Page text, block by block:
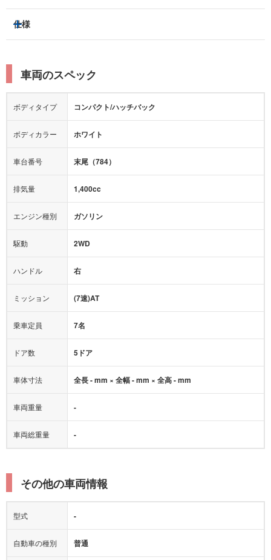
サンルーフ/ガラスルーフ
ルーフレール
エアロパーツ
ローダウン
ベンチシート
パワーシート
シートヒーター
カーナビ：-
CD
ミュージックプレイヤー接続可
後席モニター
トラクションコントロール
レーンキープアシスト
横滑り防止装置
衝突被害軽減プレーキ
カメラ：-
エアバッグ：
運転席 助手席
衝撃緩和ヘッドレスト
サポカー
アダプティブクルーズコントロール
ヒルディセントコントロール
オートマチックハイビーム
仕様
車両のスペック
ボディタイプ コンパクト/ハッチバック
ボディカラー ホワイト
車台番号 末尾（784）
排気量 1,400cc
エンジン種別 ガソリン
駆動 2WD
ハンドル 右
ミッション (7速)AT
乗車定員 7名
ドア数 5ドア
車体寸法 全長 - mm × 全幅 - mm × 全高 - mm
車両重量 -
車両総重量 -
その他の車両情報
型式 -
自動車の種別 普通